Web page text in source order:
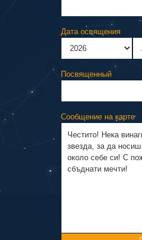
Дата освящения
Посвященный
Сообщение на карте